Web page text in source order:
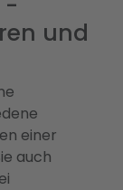
und
einer
auch